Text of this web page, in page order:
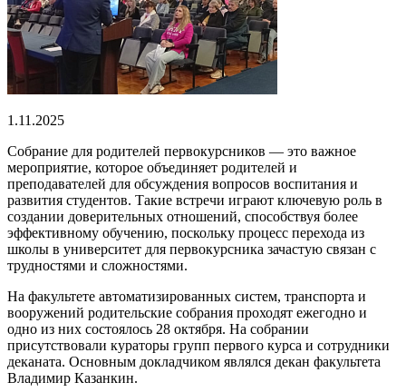
1.11.2025
Собрание для родителей первокурсников — это важное
мероприятие, которое объединяет родителей и
преподавателей для обсуждения вопросов воспитания и
развития студентов. Такие встречи играют ключевую роль в
создании доверительных отношений, способствуя более
эффективному обучению, поскольку процесс перехода из
школы в университет для первокурсника зачастую связан с
трудностями и сложностями.
На факультете автоматизированных систем, транспорта и
вооружений родительские собрания проходят ежегодно и
одно из них состоялось 28 октября. На собрании
присутствовали кураторы групп первого курса и сотрудники
деканата. Основным докладчиком являлся декан факультета
Владимир Казанкин.